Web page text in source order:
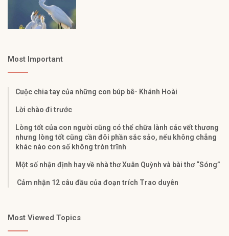
Most Important
Cuộc chia tay của những con búp bê- Khánh Hoài
Lời chào đi trước
Lòng tốt của con người cũng có thể chữa lành các vết thương
nhưng lòng tốt cũng cần đôi phần sắc sảo, nếu không chẳng
khác nào con số không tròn trĩnh
Một số nhận định hay về nhà thơ Xuân Quỳnh và bài thơ “Sóng”
Cảm nhận 12 câu đầu của đoạn trích Trao duyên
Most Viewed Topics